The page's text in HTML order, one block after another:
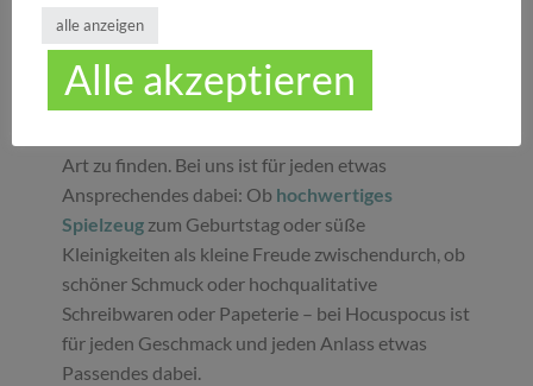
dass bei uns Groß und Klein etwas finden, was sie
glücklich macht. Jeder Tag ist ein guter Anlass, um
seinen Liebsten oder sich selbst eine Freude zu
machen. Unser umfassendes Sortiment gibt Ihnen
Art zu finden. Bei uns ist für jeden etwas
Ansprechendes dabei: Ob hochwertiges
Spielzeug zum Geburtstag oder süße
Kleinigkeiten als kleine Freude zwischendurch, ob
schöner Schmuck oder hochqualitative
Schreibwaren oder Papeterie – bei Hocuspocus ist
für jeden Geschmack und jeden Anlass etwas
Passendes dabei.
alle anzeigen
Alle akzeptieren